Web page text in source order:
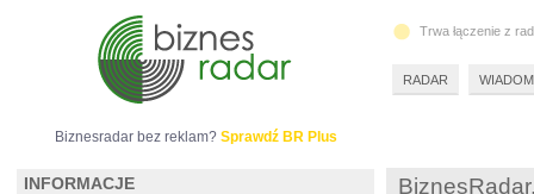
Biznesradar bez reklam? Sprawdź BR Plus
INFORMACJE
Trwa łączenie z
RADAR